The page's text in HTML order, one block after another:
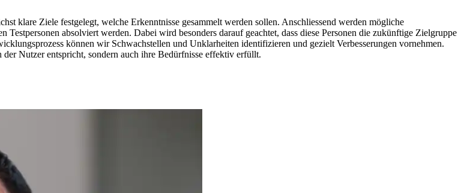
klare Ziele festgelegt, welche Erkenntnisse gesammelt werden sollen. Anschliessend werden mögliche
absolviert werden. Dabei wird besonders darauf geachtet, dass diese Personen die zukünftige Zielgruppe
können wir Schwachstellen und Unklarheiten identifizieren und gezielt Verbesserungen vornehmen.
Nutzer entspricht, sondern auch ihre Bedürfnisse effektiv erfüllt.